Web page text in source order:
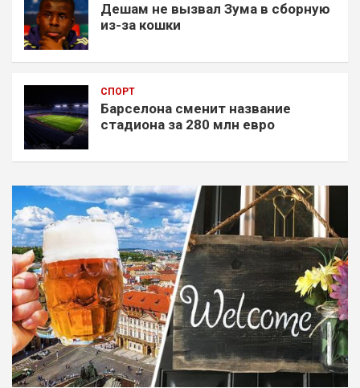
Дешам не вызвал Зума в сборную
из-за кошки
СПОРТ
Барселона сменит название
стадиона за 280 млн евро